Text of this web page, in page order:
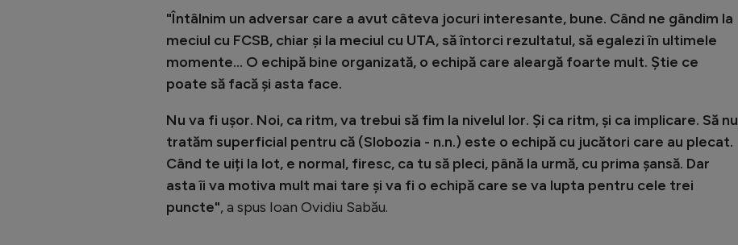
"Întâlnim un adversar care a avut câteva jocuri interesante, bune. Când ne gândim la
meciul cu FCSB, chiar și la meciul cu UTA, să întorci rezultatul, să egalezi în ultimele
momente... O echipă bine organizată, o echipă care aleargă foarte mult. Știe ce
poate să facă și asta face.
Nu va fi ușor. Noi, ca ritm, va trebui să fim la nivelul lor. Și ca ritm, și ca implicare. Să nu
tratăm superficial pentru că (Slobozia - n.n.) este o echipă cu jucători care au plecat.
Când te uiți la lot, e normal, firesc, ca tu să pleci, până la urmă, cu prima șansă. Dar
asta îi va motiva mult mai tare și va fi o echipă care se va lupta pentru cele trei
puncte", a spus Ioan Ovidiu Sabău.